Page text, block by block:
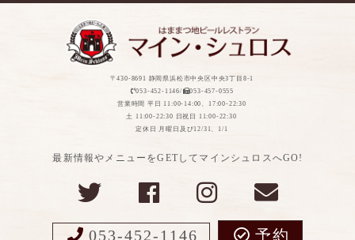
〒430-8691 静岡県浜松市中央区中央3丁目8-1
053-452-1146/
053-457-0555
営業時間 平日 11:00-14:00、17:00-22:30
土 11:00-22:30 日祝日 11:00-22:30
定休日 月曜日及び12/31、1/1
最新情報やメニューをGETしてマインシュロスへGO!
053-452-1146 予約